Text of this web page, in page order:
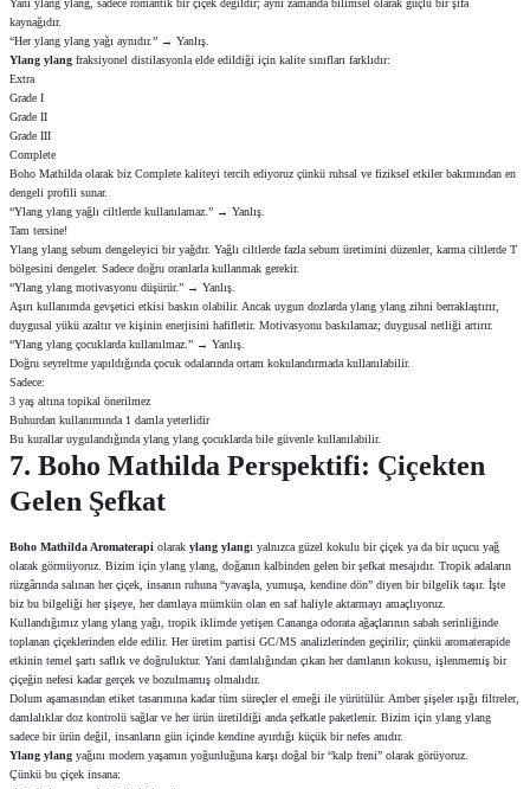
Yani ylang ylang, sadece romantik bir çiçek değildir; aynı zamanda bilimsel olarak güçlü bir şifa
kaynağıdır.
“Her ylang ylang yağı aynıdır.” → Yanlış.
Ylang ylang fraksiyonel distilasyonla elde edildiği için kalite sınıfları farklıdır:
Extra
Grade I
Grade II
Grade III
Complete
Boho Mathilda olarak biz Complete kaliteyi tercih ediyoruz çünkü ruhsal ve fiziksel etkiler bakımından en
dengeli profili sunar.
“Ylang ylang yağlı ciltlerde kullanılamaz.” → Yanlış.
Tam tersine!
Ylang ylang sebum dengeleyici bir yağdır. Yağlı ciltlerde fazla sebum üretimini düzenler, karma ciltlerde T
bölgesini dengeler. Sadece doğru oranlarla kullanmak gerekir.
“Ylang ylang motivasyonu düşürür.” → Yanlış.
Aşırı kullanımda gevşetici etkisi baskın olabilir. Ancak uygun dozlarda ylang ylang zihni berraklaştırır,
duygusal yükü azaltır ve kişinin enerjisini hafifletir. Motivasyonu baskılamaz; duygusal netliği artırır.
“Ylang ylang çocuklarda kullanılmaz.” → Yanlış.
Doğru seyreltme yapıldığında çocuk odalarında ortam kokulandırmada kullanılabilir.
Sadece:
3 yaş altına topikal önerilmez
Buhurdan kullanımında 1 damla yeterlidir
Bu kurallar uygulandığında ylang ylang çocuklarda bile güvenle kullanılabilir.
7. Boho Mathilda Perspektifi: Çiçekten
Gelen Şefkat
Boho Mathilda Aromaterapi olarak ylang ylangı yalnızca güzel kokulu bir çiçek ya da bir uçucu yağ
olarak görmüyoruz. Bizim için ylang ylang, doğanın kalbinden gelen bir şefkat mesajıdır. Tropik adaların
rüzgârında salınan her çiçek, insanın ruhuna “yavaşla, yumuşa, kendine dön” diyen bir bilgelik taşır. İşte
biz bu bilgeliği her şişeye, her damlaya mümkün olan en saf haliyle aktarmayı amaçlıyoruz.
Kullandığımız ylang ylang yağı, tropik iklimde yetişen Cananga odorata ağaçlarının sabah serinliğinde
toplanan çiçeklerinden elde edilir. Her üretim partisi GC/MS analizlerinden geçirilir; çünkü aromaterapide
etkinin temel şartı saflık ve doğruluktur. Yani damlalığından çıkan her damlanın kokusu, işlenmemiş bir
çiçeğin nefesi kadar gerçek ve bozulmamış olmalıdır.
Dolum aşamasından etiket tasarımına kadar tüm süreçler el emeği ile yürütülür. Amber şişeler ışığı filtreler,
damlalıklar doz kontrolü sağlar ve her ürün üretildiği anda şefkatle paketlenir. Bizim için ylang ylang
sadece bir ürün değil, insanların gün içinde kendine ayırdığı küçük bir nefes anıdır.
Ylang ylang yağını modern yaşamın yoğunluğuna karşı doğal bir “kalp freni” olarak görüyoruz.
Çünkü bu çiçek insana: